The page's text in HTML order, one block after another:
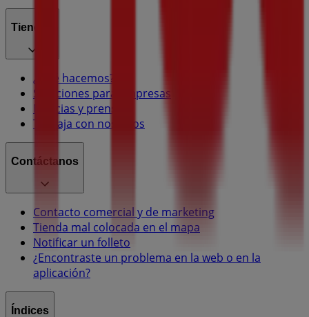
Tiendeo
¿Qué hacemos?
Soluciones para empresas
Noticias y prensa
Trabaja con nosotros
Contáctanos
Contacto comercial y de marketing
Tienda mal colocada en el mapa
Notificar un folleto
¿Encontraste un problema en la web o en la
aplicación?
Índices